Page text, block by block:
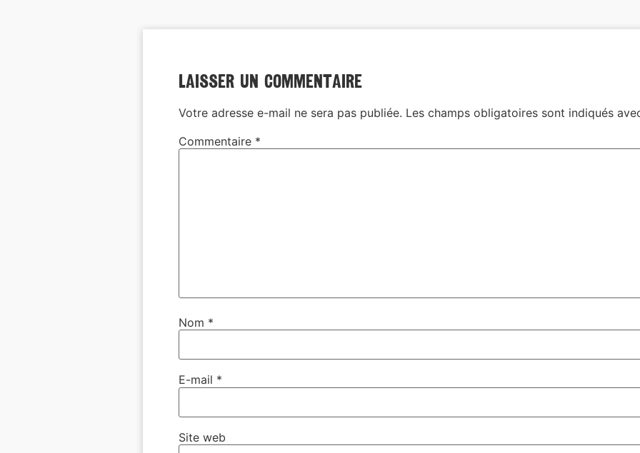
Laisser un commentaire
Votre adresse e-mail ne sera pas publiée. Les champs obligatoires sont indiqués
Commentaire *
Nom *
E-mail *
Site web